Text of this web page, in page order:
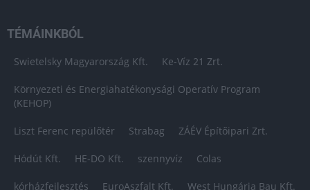
TÉMÁINKBÓL
Swietelsky Magyarország Kft. Ke-Víz 21 Zrt.
Környezeti és Energiahatékonysági Operatív Program
(KEHOP)
Liszt Ferenc repülőtér Strabag ZÁÉV Építőipari Zrt.
Hódút Kft. HE-DO Kft. szennyvíz Colas
kórházfejlesztés EuroAszfalt Kft. West Hungária Bau Kft.